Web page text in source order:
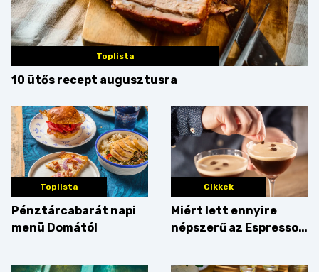
Toplista
10 ütős recept augusztusra
Toplista
Pénztárcabarát napi
menü Domától
Cikkek
Miért lett ennyire
népszerű az Espresso
érdemes enni mellé?